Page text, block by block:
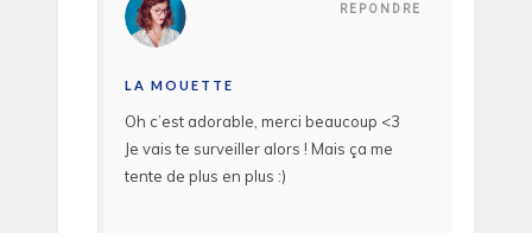
REPONDRE
LA MOUETTE
Oh c’est adorable, merci beaucoup <3
Je vais te surveiller alors ! Mais ça me
tente de plus en plus :)